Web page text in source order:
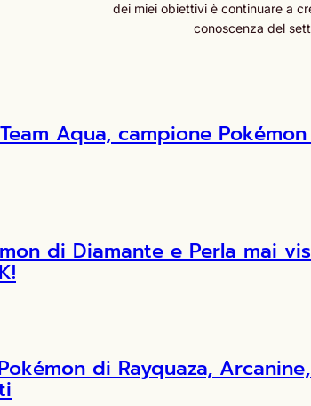
dei miei obiettivi è continuare a
conoscenza del
Aqua, campione
di Diamante e Perla mai
di Rayquaza,